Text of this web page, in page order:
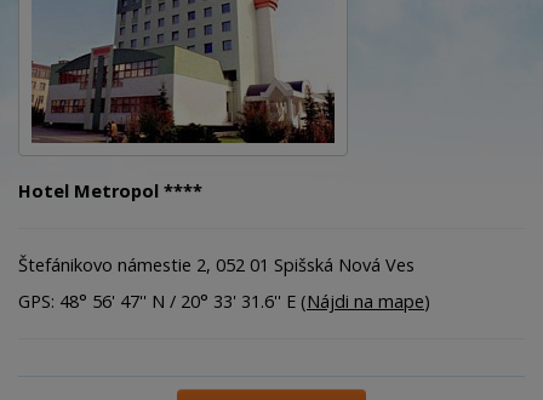
Hotel Metropol ****
Štefánikovo námestie 2, 052 01 Spišská Nová Ves
GPS: 48° 56' 47'' N / 20° 33' 31.6'' E (Nájdi na mape)